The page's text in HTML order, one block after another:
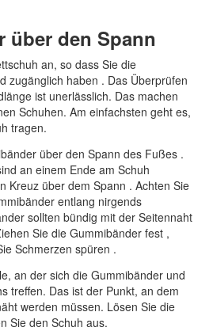
über den Spann
an, so dass Sie die
zugänglich haben . Das Überprüfen
ist unerlässlich. Das machen
Schuhen. Am einfachsten geht es,
tragen.
änder über den Spann des Fußes .
an einem Ende am Schuh
Kreuz über dem Spann . Achten Sie
entlang nirgends
sollten bündig mit der Seitennaht
Sie die Gummibänder fest ,
Schmerzen spüren .
an der sich die Gummibänder und
treffen. Das ist der Punkt, an dem
werden müssen. Lösen Sie die
Sie den Schuh aus.